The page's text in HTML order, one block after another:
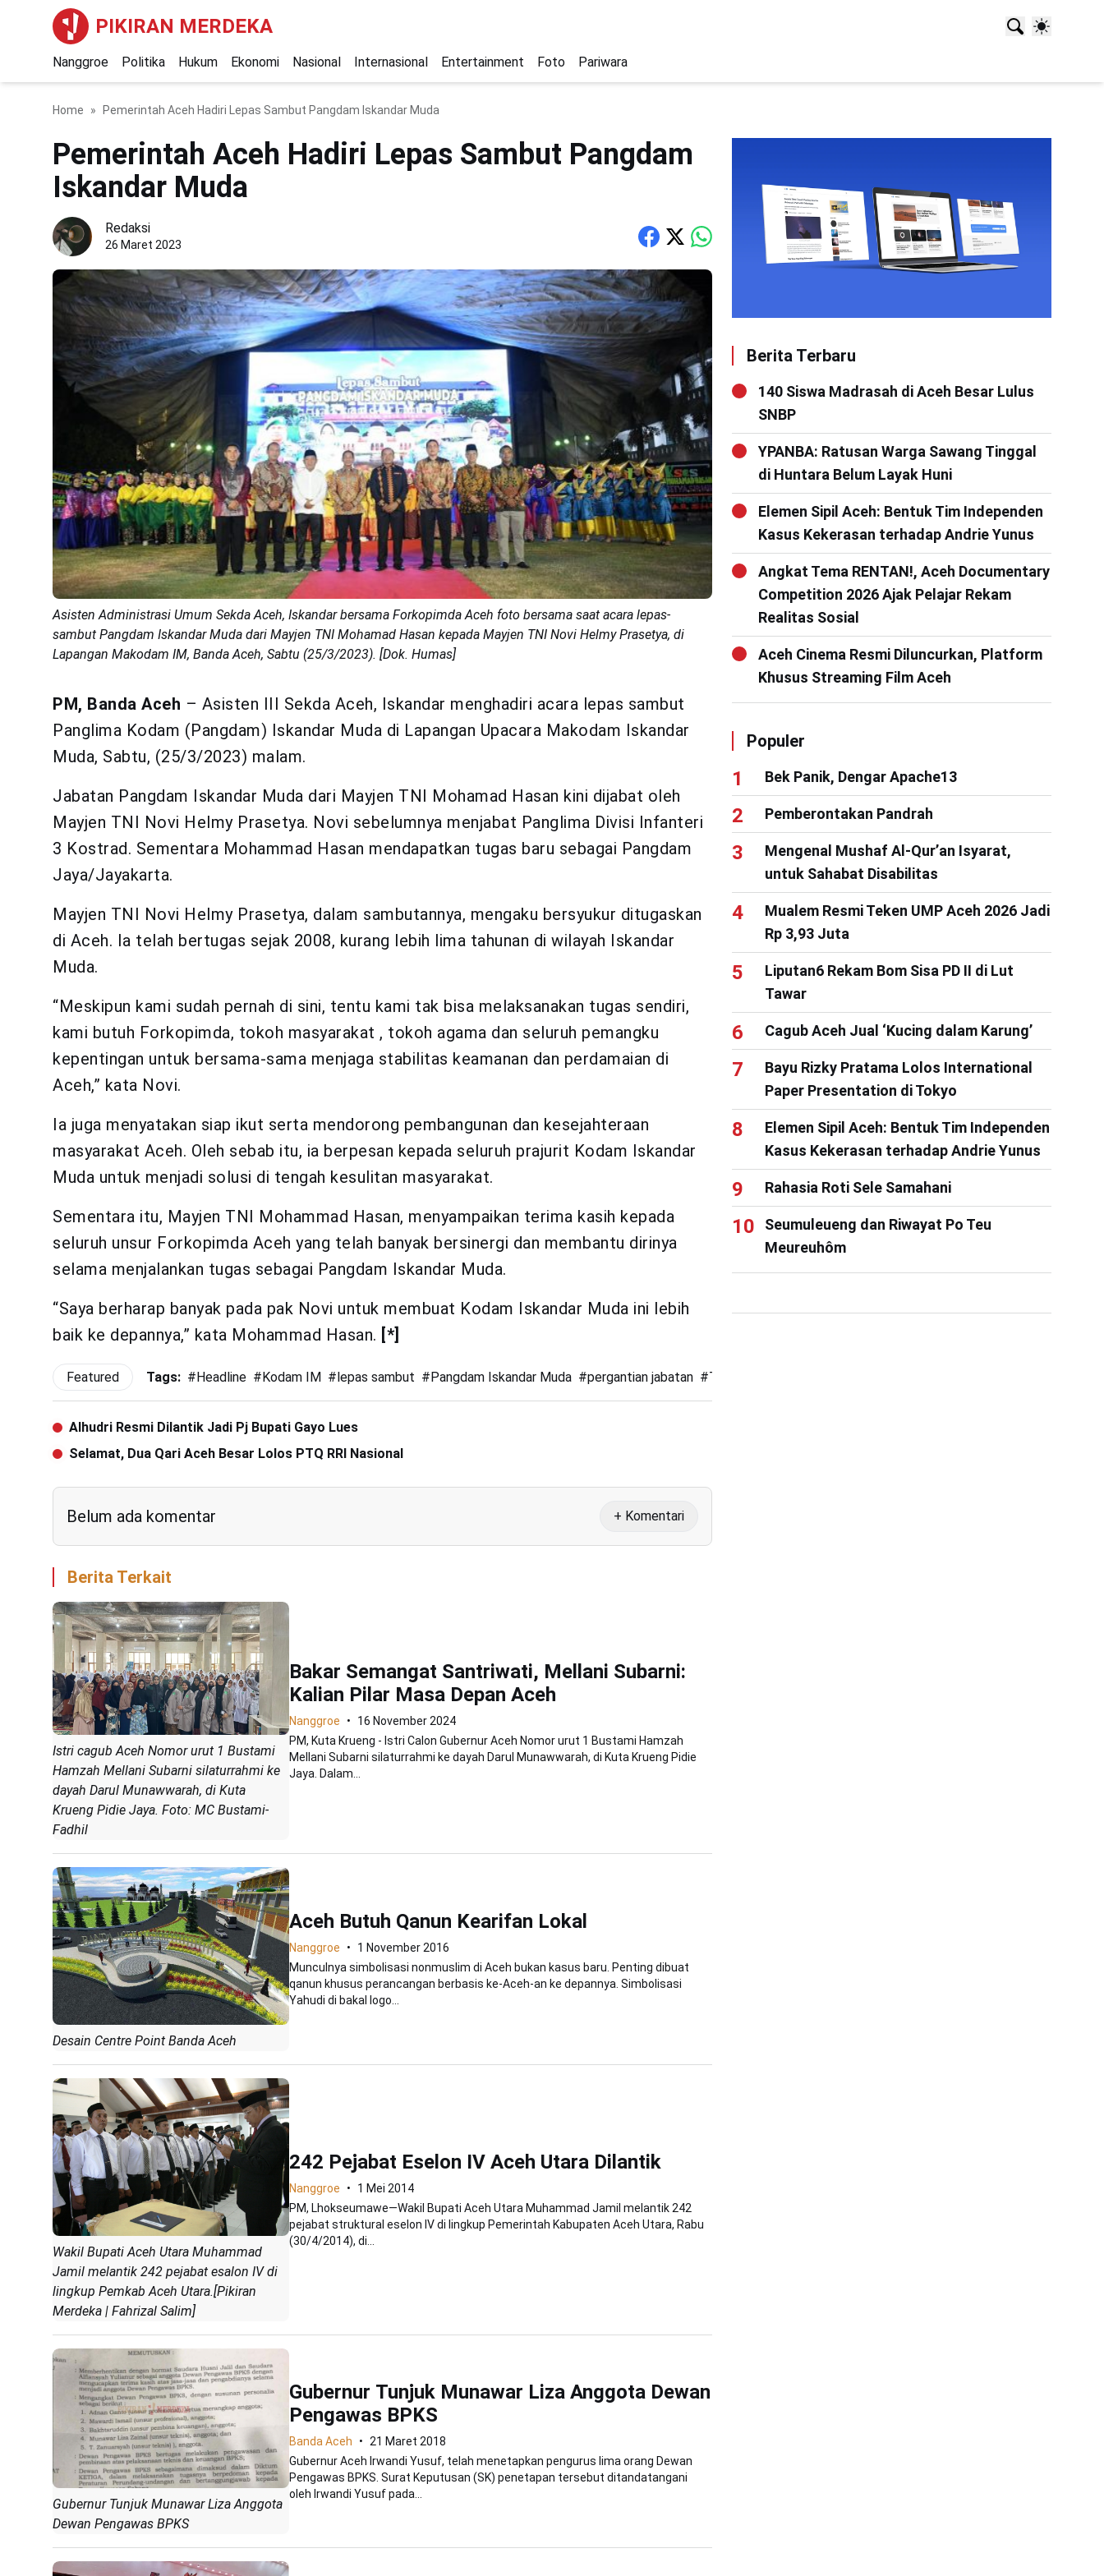
PIKIRAN MERDEKA
Nanggroe Politika Hukum Ekonomi Nasional Internasional Entertainment Foto Pariwara
Home Pemerintah Aceh Hadiri Lepas Sambut Pangdam Iskandar Muda
Pemerintah Aceh Hadiri Lepas Sambut Pangdam
Iskandar Muda
Redaksi
26 Maret 2023
Asisten Administrasi Umum Sekda Aceh, Iskandar bersama Forkopimda Aceh foto bersama saat acara lepas-
sambut Pangdam Iskandar Muda dari Mayjen TNI Mohamad Hasan kepada Mayjen TNI Novi Helmy Prasetya, di
Lapangan Makodam IM, Banda Aceh, Sabtu (25/3/2023). [Dok. Humas]
PM, Banda Aceh – Asisten III Sekda Aceh, Iskandar menghadiri acara lepas sambut
Panglima Kodam (Pangdam) Iskandar Muda di Lapangan Upacara Makodam Iskandar
Muda, Sabtu, (25/3/2023) malam.
Jabatan Pangdam Iskandar Muda dari Mayjen TNI Mohamad Hasan kini dijabat oleh
Mayjen TNI Novi Helmy Prasetya. Novi sebelumnya menjabat Panglima Divisi Infanteri
3 Kostrad. Sementara Mohammad Hasan mendapatkan tugas baru sebagai Pangdam
Jaya/Jayakarta.
Mayjen TNI Novi Helmy Prasetya, dalam sambutannya, mengaku bersyukur ditugaskan
di Aceh. Ia telah bertugas sejak 2008, kurang lebih lima tahunan di wilayah Iskandar
Muda.
“Meskipun kami sudah pernah di sini, tentu kami tak bisa melaksanakan tugas sendiri,
kami butuh Forkopimda, tokoh masyarakat , tokoh agama dan seluruh pemangku
kepentingan untuk bersama-sama menjaga stabilitas keamanan dan perdamaian di
Aceh,” kata Novi.
Ia juga menyatakan siap ikut serta mendorong pembangunan dan kesejahteraan
masyarakat Aceh. Oleh sebab itu, ia berpesan kepada seluruh prajurit Kodam Iskandar
Muda untuk menjadi solusi di tengah kesulitan masyarakat.
Sementara itu, Mayjen TNI Mohammad Hasan, menyampaikan terima kasih kepada
seluruh unsur Forkopimda Aceh yang telah banyak bersinergi dan membantu dirinya
selama menjalankan tugas sebagai Pangdam Iskandar Muda.
“Saya berharap banyak pada pak Novi untuk membuat Kodam Iskandar Muda ini lebih
baik ke depannya,” kata Mohammad Hasan. [*]
Featured Tags: # Headline # Kodam IM # lepas sambut # Pangdam Iskandar Muda #pergantian jabatan #TNI
Alhudri Resmi Dilantik Jadi Pj Bupati Gayo Lues
Selamat, Dua Qari Aceh Besar Lolos PTQ RRI Nasional
Belum ada komentar + Komentari
Berita Terkait
Istri cagub Aceh Nomor urut 1 Bustami
Hamzah Mellani Subarni silaturrahmi ke
dayah Darul Munawwarah, di Kuta
Krueng Pidie Jaya. Foto: MC Bustami-
Fadhil
Bakar Semangat Santriwati, Mellani Subarni:
Kalian Pilar Masa Depan Aceh
Nanggroe
16 November 2024
PM, Kuta Krueng - Istri Calon Gubernur Aceh Nomor urut 1 Bustami Hamzah
Mellani Subarni silaturrahmi ke dayah Darul Munawwarah, di Kuta Krueng Pidie
Jaya. Dalam...
Desain Centre Point Banda Aceh
Aceh Butuh Qanun Kearifan Lokal
Nanggroe
1 November 2016
Munculnya simbolisasi nonmuslim di Aceh bukan kasus baru. Penting dibuat
qanun khusus perancangan berbasis ke-Aceh-an ke depannya. Simbolisasi
Yahudi di bakal logo...
Wakil Bupati Aceh Utara Muhammad
Jamil melantik 242 pejabat esalon IV di
lingkup Pemkab Aceh Utara.[Pikiran
Merdeka | Fahrizal Salim]
242 Pejabat Eselon IV Aceh Utara Dilantik
Nanggroe
1 Mei 2014
PM, Lhokseumawe—Wakil Bupati Aceh Utara Muhammad Jamil melantik 242
pejabat struktural eselon IV di lingkup Pemerintah Kabupaten Aceh Utara, Rabu
(30/4/2014), di...
Gubernur Tunjuk Munawar Liza Anggota
Dewan Pengawas BPKS
Gubernur Tunjuk Munawar Liza Anggota Dewan
Pengawas BPKS
Banda Aceh
21 Maret 2018
Gubernur Aceh Irwandi Yusuf, telah menetapkan pengurus lima orang Dewan
Pengawas BPKS. Surat Keputusan (SK) penetapan tersebut ditandatangani
oleh Irwandi Yusuf pada...
Berita Terbaru
140 Siswa Madrasah di Aceh Besar Lulus
SNBP
YPANBA: Ratusan Warga Sawang Tinggal
di Huntara Belum Layak Huni
Elemen Sipil Aceh: Bentuk Tim Independen
Kasus Kekerasan terhadap Andrie Yunus
Angkat Tema RENTAN!, Aceh Documentary
Competition 2026 Ajak Pelajar Rekam
Realitas Sosial
Aceh Cinema Resmi Diluncurkan, Platform
Khusus Streaming Film Aceh
Populer
Bek Panik, Dengar Apache13
Pemberontakan Pandrah
Mengenal Mushaf Al-Qur’an Isyarat,
untuk Sahabat Disabilitas
Mualem Resmi Teken UMP Aceh 2026 Jadi
Rp 3,93 Juta
Liputan6 Rekam Bom Sisa PD II di Lut
Tawar
Cagub Aceh Jual ‘Kucing dalam Karung’
Bayu Rizky Pratama Lolos International
Paper Presentation di Tokyo
Elemen Sipil Aceh: Bentuk Tim Independen
Kasus Kekerasan terhadap Andrie Yunus
Rahasia Roti Sele Samahani
Seumuleueng dan Riwayat Po Teu
Meureuhôm